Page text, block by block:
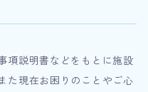
項説明書などをもとに施設
た現在お困りのことやご心